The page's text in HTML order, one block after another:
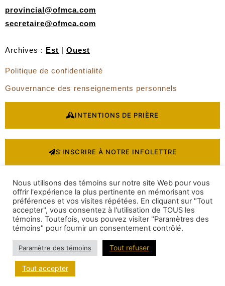
provincial@ofmca.com
secretaire@ofmca.com
Archives : Est | Ouest
Politique de confidentialité
Gouvernance des renseignements personnels
INTENTIONS DE PRIÈRE
S'INSCRIRE À NOTRE INFOLETTRE
DEVENIR UN FRANCISCAIN
Rechercher
© 2026franciscains du canada
Tous droits réservés
Nous utilisons des témoins sur notre site Web pour vous
offrir l'expérience la plus pertinente en mémorisant vos
préférences et vos visites répétées. En cliquant sur "Tout
accepter", vous consentez à l'utilisation de TOUS les
témoins. Toutefois, vous pouvez visiter "Paramètres des
témoins" pour fournir un consentement contrôlé.
Paramètre des témoins Tout refuser
Tout accepter